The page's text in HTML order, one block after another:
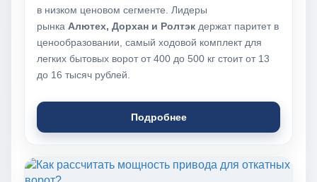
в низком ценовом сегменте. Лидеры
рынка Алютех, Дорхан и Ролтэк держат паритет в
ценообразовании, самый ходовой комплект для
легких бытовых ворот от 400 до 500 кг стоит от 13
до 16 тысяч рублей.
Подробнее